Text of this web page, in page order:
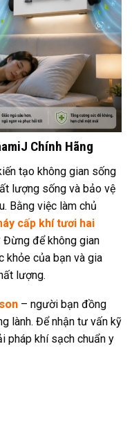
Chính Hãng
tạo không gian sống
lượng sống và bảo vệ
Bằng việc làm chủ
cấp khí tươi hai
Đừng để không gian
khỏe của bạn và gia
lượng.
– người bạn đồng
lành. Để nhận tư vấn kỹ
pháp khí sạch chuẩn y